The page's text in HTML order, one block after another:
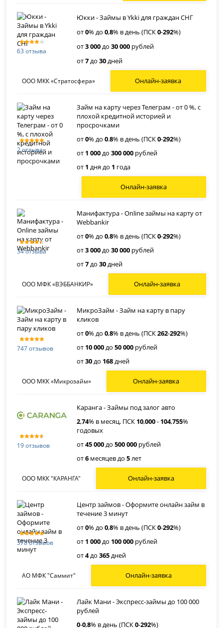
63 отзыва
Юкки - Займы в Ykki для граждан СНГ
от0% до0,8% в день (ПСК0-292%)
от3 000до30 000 рублей
от7до30дней
ООО МКК «Стратосфера» Онлайн-заявка
2 отзыва
Займ на карту через Телеграм - от 0 %, с
плохой кредитной историей и
просрочками
от0% до0.8% в день (ПСК0-292%)
от 1 000до300 000 рублей
от 1 дня до 1 года
Онлайн-заявка
34 отзыва
Манифактура - Online займы на карту от
Webbankir
от0% до0,8% в день (ПСК0-292%)
от3 000до30 000 рублей
от7до30дней
ООО МФК «ВЭББАНКИР» Онлайн-заявка
747 отзывов
МикроЗайм - Займ на карту в пару
кликов
от0% до0,8% в день (ПСК262-292%)
от 10 000до50 000 рублей
от30до 168дней
ООО МКК «Микрозайм» Онлайн-заявка
19 отзывов
Каранга - Займы под залог авто
2,74% в месяц, ПСК 10,000- 104,755%
годовых
от45 000до500 000 рублей
от6 месяцев до5лет
ООО МКК "КАРАНГА" Онлайн-заявка
378 отзывов
Центр займов - Оформите онлайн займ в
течение 3 минут
от0% до0,8% в день (ПСК0-292%)
от 1 000до 100 000 рублей
от4до365дней
АО МФК "Саммит" Онлайн-заявка
Лайк Мани - Экспресс-займы до 100 000
рублей
0-0,8% в день (ПСК0-292%)